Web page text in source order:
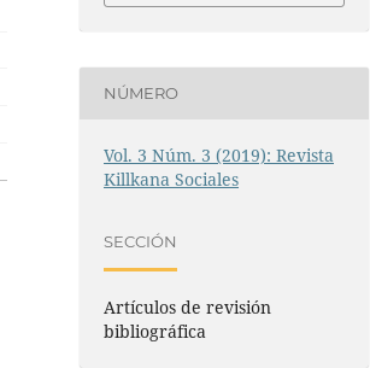
NÚMERO
Vol. 3 Núm. 3 (2019): Revista
Killkana Sociales
SECCIÓN
Artículos de revisión
bibliográfica